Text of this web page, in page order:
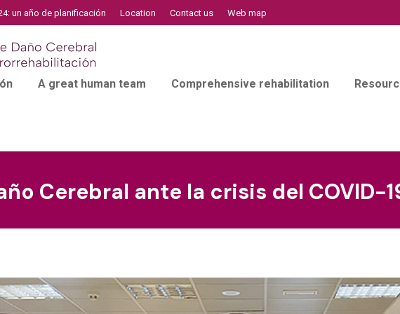
un año de planificación Location Contact us Web map
A great human team Comprehensive rehabilitation
Cerebral ante la crisis del COVID-